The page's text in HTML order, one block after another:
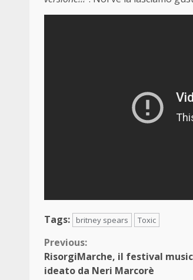
Tags: britney spears Toxic
Continue
Reading
Previous:
RisorgiMarche, il festival
ideato da Neri Marcorè